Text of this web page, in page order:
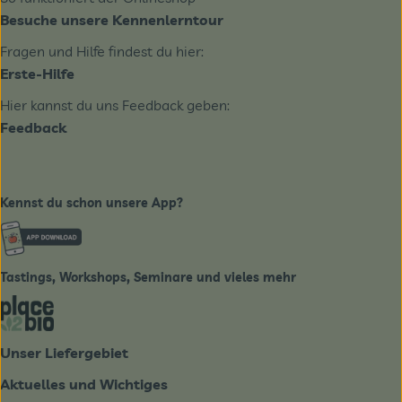
Besuche unsere Kennenlerntour
Fragen und Hilfe findest du hier:
Erste-Hilfe
Hier kannst du uns Feedback geben:
Feedback
Kennst du schon unsere App?
Externer Link zu https://www.biobote-
Tastings, Workshops, Seminare und vieles mehr
Externer Link zu https://place2bio.de/
Unser Liefergebiet
Aktuelles und Wichtiges